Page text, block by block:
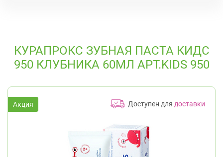
КУРАПРОКС ЗУБНАЯ ПАСТА КИДС
950 КЛУБНИКА 60МЛ АРТ.KIDS 950
Доступен для доставки